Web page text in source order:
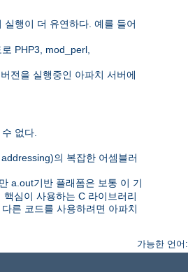
행이 더 유연하다. 예를 들어
PHP3, mod_perl,
전을 실행중인 아파치 서버에
없다.
의 복잡한 어셈블러
a.out기반 플래폼은 보통 이 기
심이 사용하는 C 라이브러리
른 코드를 사용하려면 아파치
가능한 언어: